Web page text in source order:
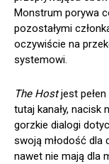
Monstrum porywa
pozostałymi
oczywiście na
systemowi.
The Hostjest
tutaj kanały,
gorzkie dialogi
swoją młodość dla
nawet nie mają dla